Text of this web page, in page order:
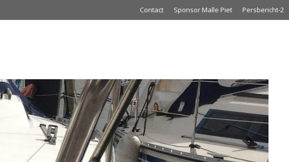
Contact Sponsor Malle Piet Persbericht-2